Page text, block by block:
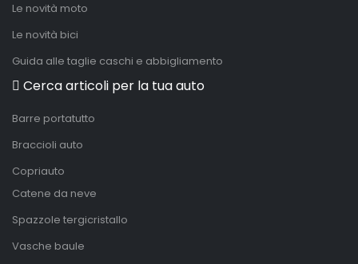
Le novità moto
Le novità bici
Guida alle taglie caschi e abbigliamento
Cerca articoli per la tua auto
Barre portatutto
Braccioli auto
Copriauto
Catene da neve
Spazzole tergicristallo
Vasche baule